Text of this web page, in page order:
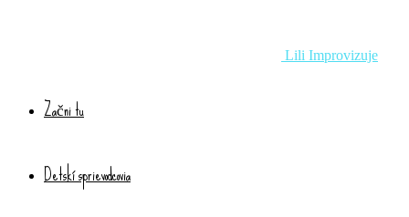
Lili Improvizuje
Začni tu
Detskí sprievodcovia